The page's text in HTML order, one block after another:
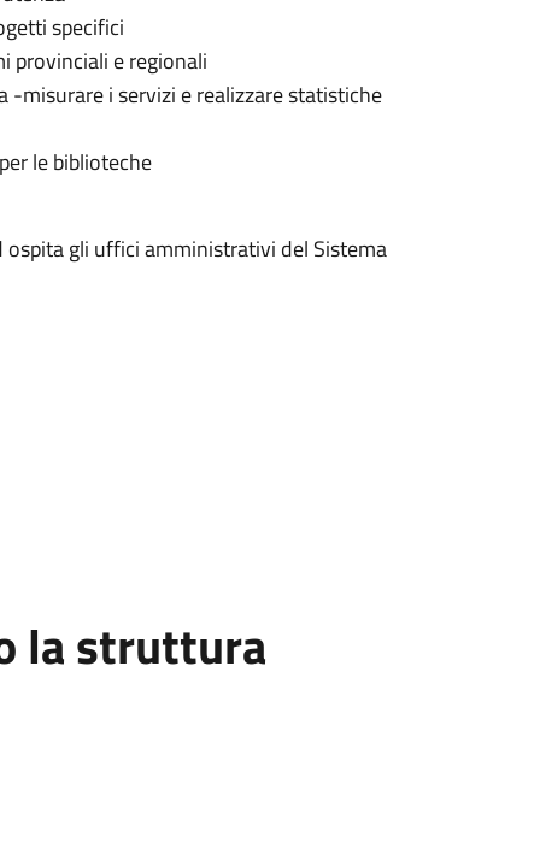
specifici
provinciali e regionali
misurare i servizi e realizzare statistiche
le biblioteche
gli uffici amministrativi del Sistema
la struttura